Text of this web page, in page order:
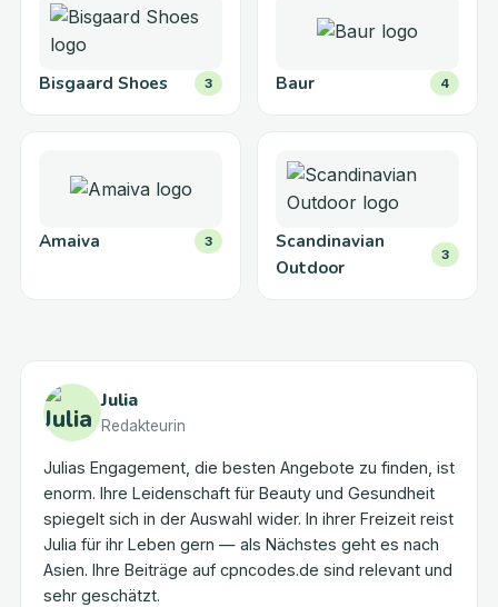
Bisgaard Shoes 3 Baur 4
Amaiva 3
Scandinavian
Outdoor
3
Julia
Redakteurin
Julias Engagement, die besten Angebote zu finden, ist
enorm. Ihre Leidenschaft für Beauty und Gesundheit
spiegelt sich in der Auswahl wider. In ihrer Freizeit reist
Julia für ihr Leben gern — als Nächstes geht es nach
Asien. Ihre Beiträge auf cpncodes.de sind relevant und
sehr geschätzt.